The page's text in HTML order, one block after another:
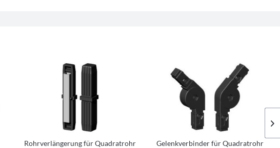
Rohrverlängerung für Quadratrohr
Gelenkverbinder für Quadratrohr